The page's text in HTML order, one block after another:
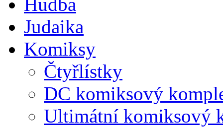
Judaika
Komiksy
Čtyřlístky
DC komiksový
Ultimátní komiksový